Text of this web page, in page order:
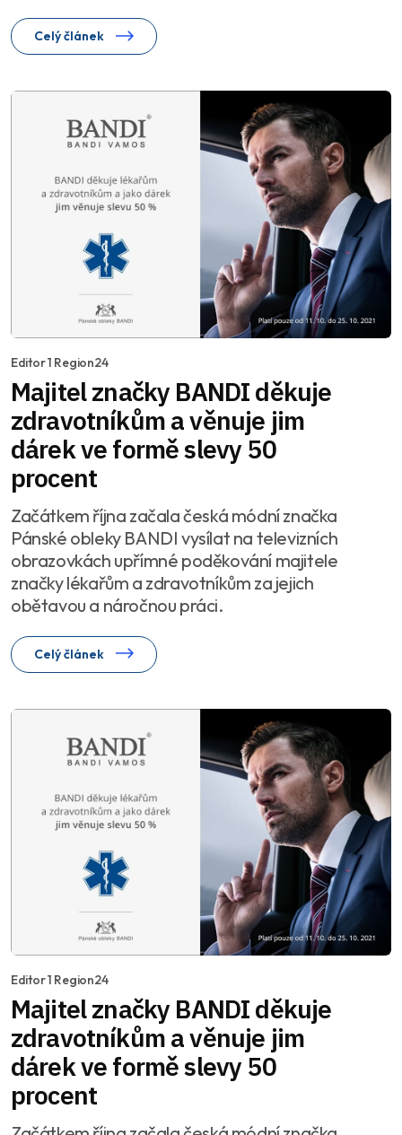
Celý článek
Editor 1 Region24
Majitel značky BANDI děkuje
zdravotníkům a věnuje jim
dárek ve formě slevy 50
procent
Začátkem října začala česká módní značka
Pánské obleky BANDI vysílat na televizních
obrazovkách upřímné poděkování majitele
značky lékařům a zdravotníkům za jejich
obětavou a náročnou práci.
Celý článek
Editor 1 Region24
Majitel značky BANDI děkuje
zdravotníkům a věnuje jim
dárek ve formě slevy 50
procent